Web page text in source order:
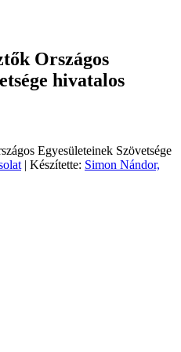
Országos
hivatalos
Egyesületeinek Szövetsége
| Készítette: Simon Nándor,